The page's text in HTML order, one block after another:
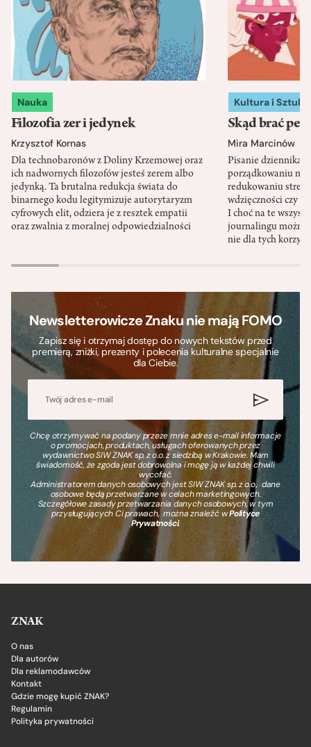
Nauka
Filozofia zer i jedynek
Krzysztof Kornas
Dla technobaronów z Doliny Krzemowej oraz
ich nadwornych filozofów jesteś zerem albo
jedynką. Ta brutalna redukcja świata do
binarnego kodu legitymizuje autorytaryzm
cyfrowych elit, odziera je z resztek empatii
oraz zwalnia z moralnej odpowiedzialności
Kultura i Sztuka
Skąd brać
Mira Marcinów
Pisanie dziennika
porządkowaniu
redukowaniu
wdzięczności czy
I choć na te
journalingu można
nie dla tych
Newsletterowicze Znaku nie mają FOMO
Zapisz się i otrzymaj dostęp do nowych tekstów przed
premierą, zniżki, prezenty i polecenia kulturalne specjalnie
dla Ciebie.
Chcę otrzymywać na podany przeze mnie adres e-mail informacje
o promocjach, produktach, usługach oferowanych przez
wydawnictwo SIW ZNAK sp. z o.o. z siedzibą w Krakowie. Mam
świadomość, że zgoda jest dobrowolna i mogę ją w każdej chwili
wycofać.
Administratorem danych osobowych jest SIW ZNAK sp. z o.o., dane
osobowe będą przetwarzane w celach marketingowych.
Szczegółowe zasady przetwarzania danych osobowych, w tym
przysługujących Ci prawach, można znaleźć wPolityce
Prywatności.
ZNAK
O nas
Dla autorów
Dla reklamodawców
Kontakt
Gdzie mogę kupić ZNAK?
Regulamin
Polityka prywatności